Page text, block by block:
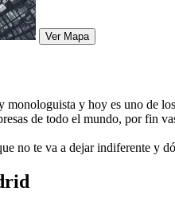
Ver Mapa
y hoy es uno de
de todo el mundo, por fin
no te va a dejar indiferente y